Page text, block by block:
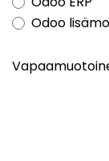
Odoo